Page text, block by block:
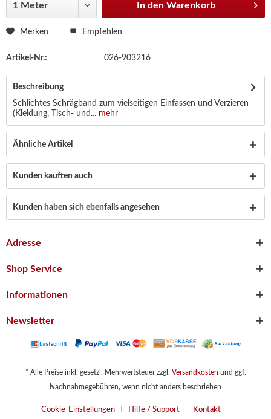
In den Warenkorb
Merken Empfehlen
Artikel-Nr.: 026-903216
Beschreibung
Schlichtes Schrägband zum vielseitigen Einfassen und Verzieren
(Kleidung, Tisch- und... mehr
Ähnliche Artikel
Kunden kauften auch
Kunden haben sich ebenfalls angesehen
Adresse
Shop Service
Informationen
Newsletter
* Alle Preise inkl. gesetzl. Mehrwertsteuer zzgl. Versandkosten und ggf.
Nachnahmegebühren, wenn nicht anders beschrieben
Cookie-Einstellungen Hilfe / Support Kontakt